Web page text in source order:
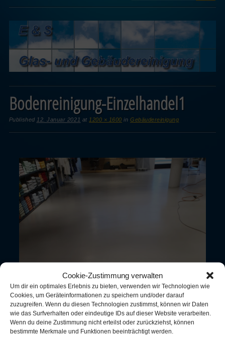
Cookie-Zustimmung verwalten
Um dir ein optimales Erlebnis zu bieten, verwenden wir Technologien wie
Cookies, um Geräteinformationen zu speichern und/oder darauf
zuzugreifen. Wenn du diesen Technologien zustimmst, können wir Daten
wie das Surfverhalten oder eindeutige IDs auf dieser Website verarbeiten.
Wenn du deine Zustimmung nicht erteilst oder zurückziehst, können
bestimmte Merkmale und Funktionen beeinträchtigt werden.
Bodenreinigung-Einzelhandel1
Published 12. Januar 2021 at 1200 × 1600 inGebäudereinigung